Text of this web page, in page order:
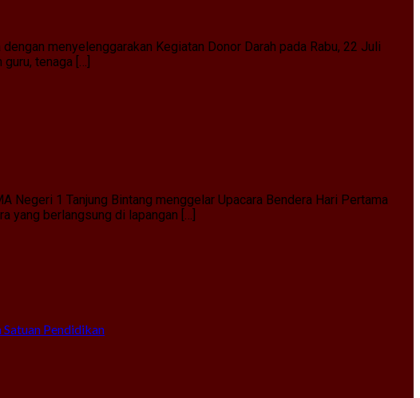
menyelenggarakan Kegiatan Donor Darah pada Rabu, 22 Juli
tenaga […]
Negeri 1 Tanjung Bintang menggelar Upacara Bendera Hari Pertama
yang berlangsung di lapangan […]
Pendidikan